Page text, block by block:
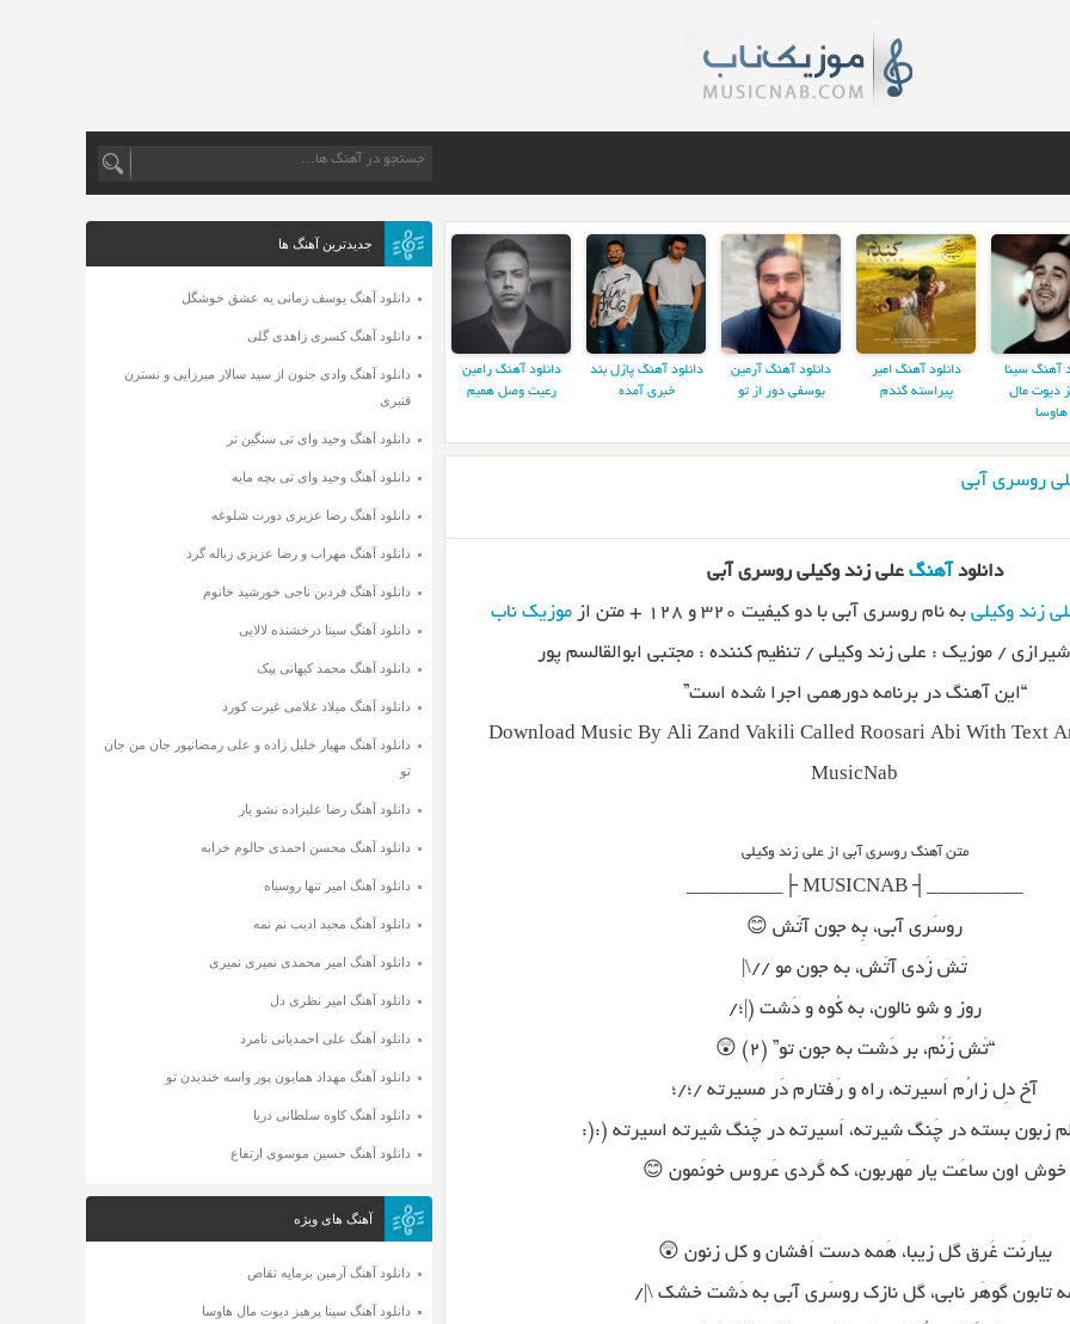
آهنگ سینا
دیوت مال
هاوسا
دانلود آهنگ امیر
پیراسته گندم
دانلود آهنگ آرمین
یوسفی دور از تو
دانلود آهنگ پازل بند
خبری آمده
دانلود آهنگ رامین
رعیت وصل همیم
روسری آبی
دانلود آهنگ علی زند وکیلی روسری آبی
زند وکیلی به نام روسری آبی با دو کیفیت ۳۲۰ و ۱۲۸ + متن از
موزیک ناب
شیرازی / موزیک : علی زند وکیلی / تنظیم کننده : مجتبی ابوالقالسم پور
“این آهنگ در برنامه دورهمی اجرا شده است”
Download Music By Ali Zand Vakili Called Roosari Abi With Text
MusicNab
متن آهنگ روسری آبی از علی زند وکیلی
_________┤ MUSICNAB ├_________
روسَری آبی، بِه جون آتَش 😊
تَش زَدی آتَش، به جون مو //\|
روز و شو نالون، به کُوه و دَشت (|؛/
“تَش زَنُم، بر دَشت به جون تو” (۲) 😲
آخ دِل زارُم اَسیرته، راه و رَفتارم دَر مسیرته /؛/؛
زبون بسته در چَنگ شیرته، اَسیرته در چَنگ شیرته اسیرته (:(:
خوش اون ساعَت یار مَهربون، که گَردی عَروس خونَمون 😊
بیارنَت غَرق گل زیبا، هَمه دست اَفشان و کل زنون 😲
تابون گوهَر نابی، گل نازک روسَری آبی به دَشت خشک \|/
جدیدترین آهنگ ها
دانلود آهنگ یوسف زمانی یه عشق خوشگل
دانلود آهنگ کسری زاهدی گلی
دانلود آهنگ وادی جنون از سید سالار میرزایی و نسترن
قنبری
دانلود آهنگ وحید وای تی سنگین تر
دانلود آهنگ وحید وای تی بچه مایه
دانلود آهنگ رضا عزیزی دورت شلوغه
دانلود آهنگ مهراب و رضا عزیزی زباله گرد
دانلود آهنگ فردین ناجی خورشید خانوم
دانلود آهنگ سینا درخشنده لالایی
دانلود آهنگ محمد کیهانی پیک
دانلود آهنگ میلاد غلامی غیرت کورد
دانلود آهنگ مهیار خلیل زاده و علی رمضانپور جان من جان
تو
دانلود آهنگ رضا علیزاده نشو یار
دانلود آهنگ محسن احمدی حالوم خرابه
دانلود آهنگ امیر تنها روسیاه
دانلود آهنگ مجید ادیب نم نمه
دانلود آهنگ امیر محمدی نمیری نمیری
دانلود آهنگ امیر نظری دل
دانلود آهنگ علی احمدیانی نامرد
دانلود آهنگ مهداد همایون پور واسه خندیدن تو
دانلود آهنگ کاوه سلطانی دریا
دانلود آهنگ حسین موسوی ارتفاع
آهنگ های ویژه
دانلود آهنگ آرمین برمایه تقاص
دانلود آهنگ سینا پرهیز دیوت مال هاوسا